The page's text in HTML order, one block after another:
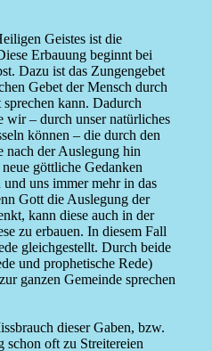
Geistes ist die
Erbauung beginnt bei
Dazu ist das Zungengebet
Gebet der Mensch durch
kann. Dadurch
wir – durch unser natürliches
können – die durch den
der Auslegung hin
göttliche Gedanken
uns immer mehr in das
Gott die Auslegung der
kann diese auch in der
zu erbauen. In diesem Fall
gleichgestellt. Durch beide
und prophetische Rede)
ganzen Gemeinde sprechen
dieser Gaben, bzw.
schon oft zu Streitereien